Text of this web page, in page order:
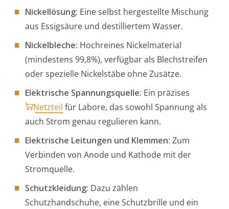
Nickellösung: Eine selbst hergestellte Mischung
aus Essigsäure und destilliertem Wasser.
Nickelbleche: Hochreines Nickelmaterial
(mindestens 99,8%), verfügbar als Blechstreifen
oder spezielle Nickelstäbe ohne Zusätze.
Elektrische Spannungsquelle: Ein präzises
Netzteil für Labore, das sowohl Spannung als
auch Strom genau regulieren kann.
Elektrische Leitungen und Klemmen: Zum
Verbinden von Anode und Kathode mit der
Stromquelle.
Schutzkleidung: Dazu zählen
Schutzhandschuhe, eine Schutzbrille und ein